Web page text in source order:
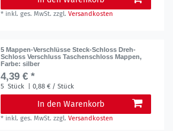
* inkl. ges. MwSt. zzgl.Versandkosten
5 Mappen-Verschlüsse Steck-Schloss Dreh-
Schloss Verschluss Taschenschloss Mappen,
Farbe: silber
4,39 € *
5 Stück | 0,88 € / Stück
In den Warenkorb
* inkl. ges. MwSt. zzgl.Versandkosten